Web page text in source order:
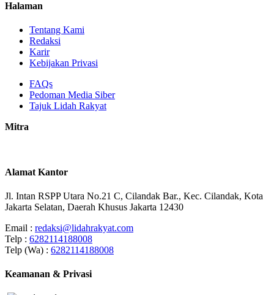
Halaman
Tentang Kami
Redaksi
Karir
Kebijakan Privasi
FAQs
Pedoman Media Siber
Tajuk Lidah Rakyat
Mitra
Alamat Kantor
Jl. Intan RSPP Utara No.21 C, Cilandak Bar., Kec. Cilandak, Kota
Jakarta Selatan, Daerah Khusus Jakarta 12430
Email : redaksi@lidahrakyat.com
Telp : 6282114188008
Telp (Wa) : 6282114188008
Keamanan & Privasi